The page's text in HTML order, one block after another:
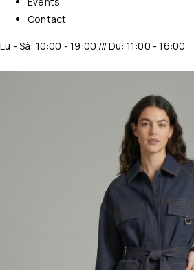
Contact
Lu - Sâ: 10:00 - 19:00 /// Du: 11:00 - 16:00